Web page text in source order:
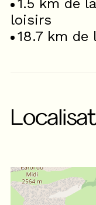
1.5 km de
loisirs
18.7 km de